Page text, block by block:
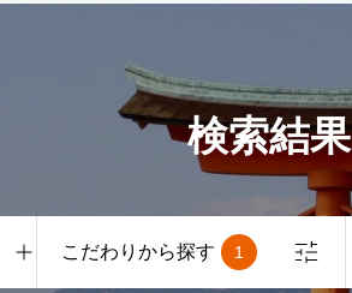
検索結果
こだわりから探す 1